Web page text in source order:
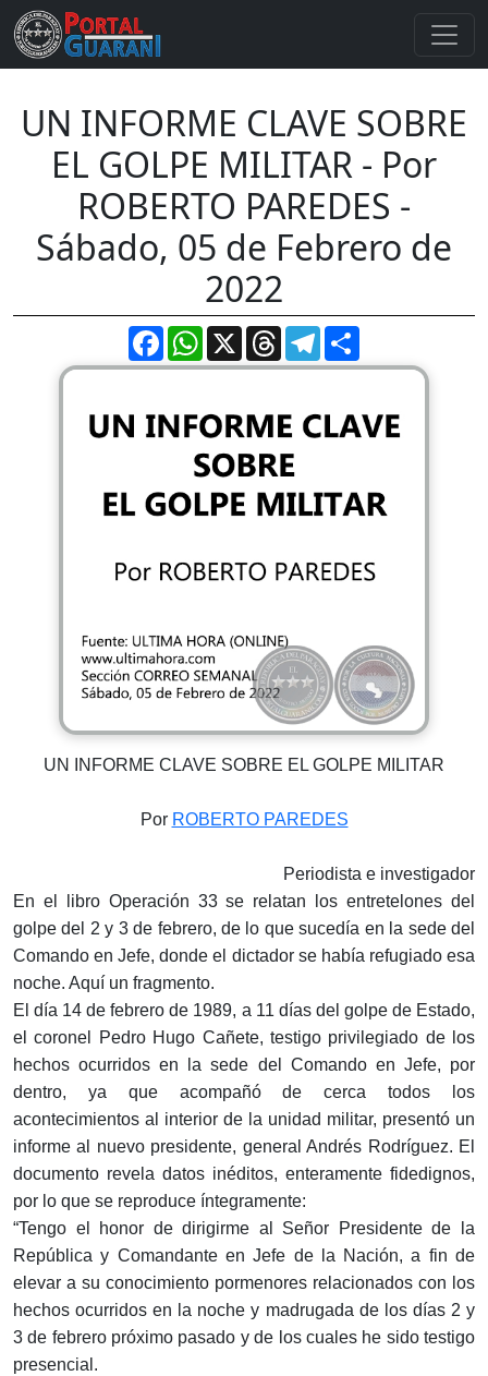
UN INFORME CLAVE SOBRE
EL GOLPE MILITAR - Por
ROBERTO PAREDES -
Sábado, 05 de Febrero de
2022
FacebookWhatsApp
X ThreadsTelegram
UN INFORME CLAVE SOBRE EL GOLPE MILITAR
Por ROBERTO PAREDES
Periodista e investigador
En el libro Operación 33 se relatan los entretelones del
golpe del 2 y 3 de febrero, de lo que sucedía en la sede del
Comando en Jefe, donde el dictador se había refugiado esa
noche. Aquí un fragmento.
El día 14 de febrero de 1989, a 11 días del golpe de Estado,
el coronel Pedro Hugo Cañete, testigo privilegiado de los
hechos ocurridos en la sede del Comando en Jefe, por
dentro, ya que acompañó de cerca todos los
acontecimientos al interior de la unidad militar, presentó un
informe al nuevo presidente, general Andrés Rodríguez. El
documento revela datos inéditos, enteramente fidedignos,
por lo que se reproduce íntegramente:
“Tengo el honor de dirigirme al Señor Presidente de la
República y Comandante en Jefe de la Nación, a fin de
elevar a su conocimiento pormenores relacionados con los
hechos ocurridos en la noche y madrugada de los días 2 y
3 de febrero próximo pasado y de los cuales he sido testigo
presencial.